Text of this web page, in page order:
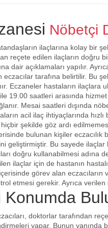
Nöbetçi
ilaçlarına kolay bir
reçete edilen ilaçların doğru
dair açıklamaları yapılır.
eczacılar tarafına belirtilir. Bu
Eczaneler hastaların ilaçlara
19.00 saatleri arasında
Mesai saatleri dışında
acil ilaç ihtiyaçlarında
şekilde göz ardı
bulunan kişiler
geliştirmiştir. Bu sayede ilaçlar
doğru kullanabilmesi adına
ilaçlar için de hastanın
görev alan
etmesi gerekir. Ayrıca verilen
Konumda
doktorlar tarafından
yapar. Bunun yanında